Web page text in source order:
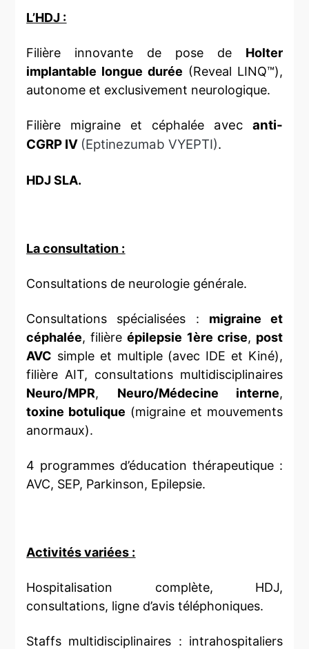
L’HDJ :
Filière innovante de pose de Holter
implantable longue durée (Reveal LINQ™),
autonome et exclusivement neurologique.
Filière migraine et céphalée avec anti-
CGRP IV (Eptinezumab VYEPTI).
HDJ SLA.
La consultation :
Consultations de neurologie générale.
Consultations spécialisées : migraine et
céphalée, filièreépilepsie 1ère crise, post
AVC simple et multiple (avec IDE et Kiné),
filière AIT, consultations multidisciplinaires
Neuro/MPR, Neuro/Médecine interne,
toxine botulique (migraine et mouvements
anormaux).
4 programmes d’éducation thérapeutique :
AVC, SEP, Parkinson, Epilepsie.
Activités variées :
Hospitalisation complète, HDJ,
consultations, ligne d’avis téléphoniques.
Staffs multidisciplinaires : intrahospitaliers